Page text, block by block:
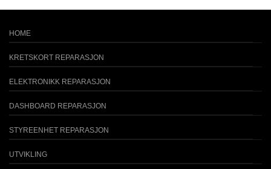
HOME
KRETSKORT REPARASJON
ELEKTRONIKK REPARASJON
DASHBOARD REPARASJON
STYREENHET REPARASJON
UTVIKLING